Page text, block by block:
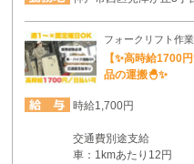
フォークリフト作業
【✨高時給1700
品の運搬🐣✨
時給1,700円
交通費別途支給
車：1kmあたり12円